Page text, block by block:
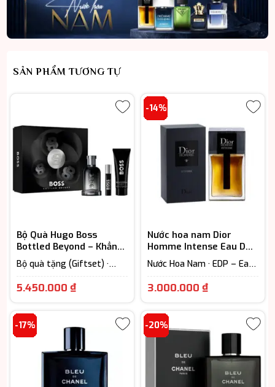
SẢN PHẨM TƯƠNG TỰ
Bộ Quà Hugo Boss
Bottled Beyond – Khẳng
Định Phong Cách Lãnh
Đạo
Bộ quà tặng (Giftset) ·
Scent - Hương gỗ
5.450.000₫
-14%
Nước hoa nam Dior
Homme Intense Eau De
Parfum chính hãng
Nước Hoa Nam · EDP – Eau
7-12h)
3.000.000 ₫Giá
là:
3.000.000
-17% -20%